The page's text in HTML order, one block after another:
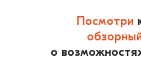
Посмотри
о